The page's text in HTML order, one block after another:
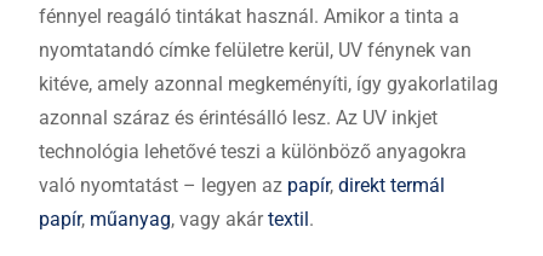
fénnyel reagáló tintákat használ. Amikor a tinta a
nyomtatandó címke felületre kerül, UV fénynek van
kitéve, amely azonnal megkeményíti, így gyakorlatilag
azonnal száraz és érintésálló lesz. Az UV inkjet
technológia lehetővé teszi a különböző anyagokra
való nyomtatást – legyen az papír,direkt termál
papír, műanyag, vagy akártextil .